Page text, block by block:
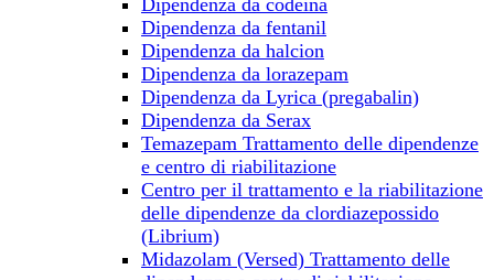
Dipendenza da сodeina
Dipendenza da fentanil
Dipendenza da halcion
Dipendenza da lorazepam
Dipendenza da Lyrica (pregabalin)
Dipendenza da Serax
Temazepam Trattamento delle dipendenze
e centro di riabilitazione
Centro per il trattamento e la riabilitazione
delle dipendenze da clordiazepossido
(Librium)
Midazolam (Versed) Trattamento delle